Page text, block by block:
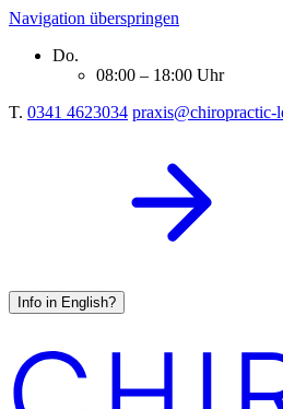
Navigation überspringen
Do.
08:00 – 18:00 Uhr
T. 0341 4623034 praxis@chiropractic-
Info in English?